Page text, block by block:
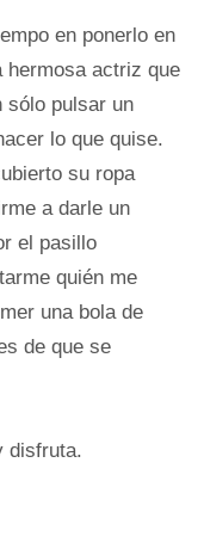
en ponerlo en
hermosa actriz que
sólo pulsar un
lo que quise.
su ropa
a darle un
el pasillo
quién me
una bola de
de que se
disfruta.